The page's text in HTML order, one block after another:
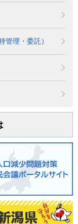
管理・委託）